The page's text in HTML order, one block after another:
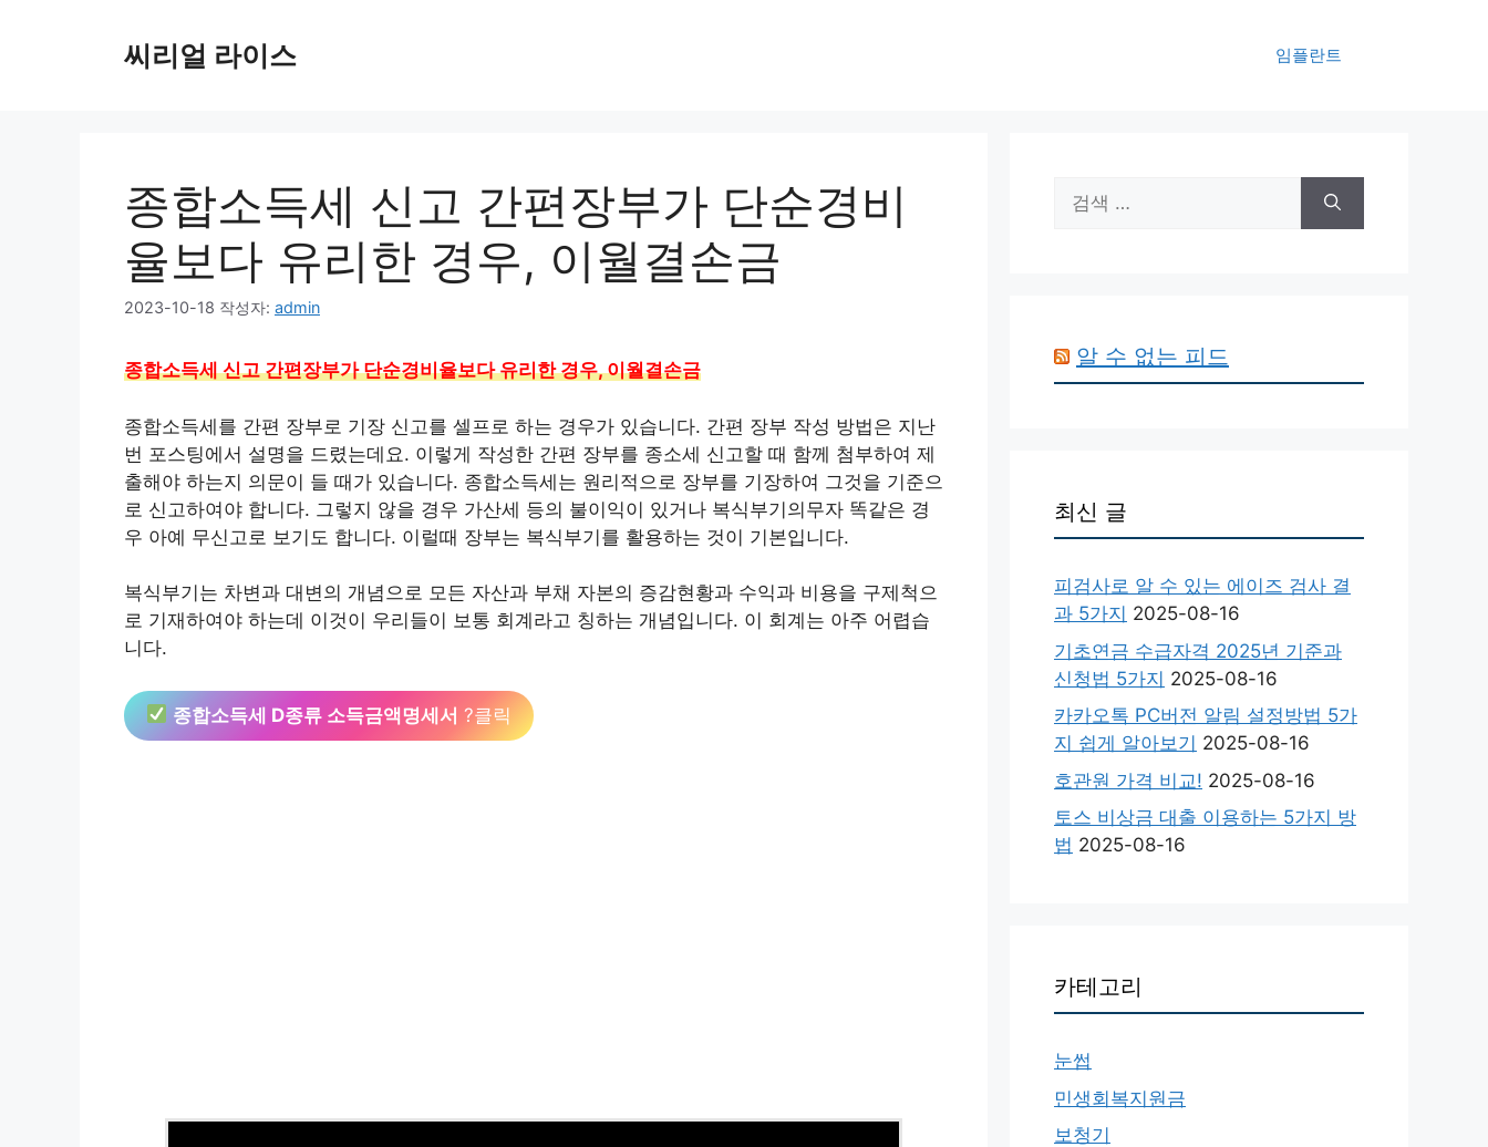
씨리얼 라이스 임플란트
종합소득세 신고 간편장부가 단순경비
율보다 유리한 경우, 이월결손금
2023-10-18 작성자: admin
종합소득세 신고 간편장부가 단순경비율보다 유리한 경우, 이월결손금
종합소득세를 간편 장부로 기장 신고를 셀프로 하는 경우가 있습니다. 간편 장부 작성 방법은 지난
번 포스팅에서 설명을 드렸는데요. 이렇게 작성한 간편 장부를 종소세 신고할 때 함께 첨부하여 제
출해야 하는지 의문이 들 때가 있습니다. 종합소득세는 원리적으로 장부를 기장하여 그것을 기준으
로 신고하여야 합니다. 그렇지 않을 경우 가산세 등의 불이익이 있거나 복식부기의무자 똑같은 경
우 아예 무신고로 보기도 합니다. 이럴때 장부는 복식부기를 활용하는 것이 기본입니다.
복식부기는 차변과 대변의 개념으로 모든 자산과 부채 자본의 증감현황과 수익과 비용을 구제척으
로 기재하여야 하는데 이것이 우리들이 보통 회계라고 칭하는 개념입니다. 이 회계는 아주 어렵습
니다.
종합소득세 D종류 소득금액명세서 ?클릭
색:
알 수 없는 피드
최신 글
피검사로 알 수 있는 에이즈 검사 결
과 5가지 2025-08-16
기초연금 수급자격 2025년 기준과
신청법 5가지 2025-08-16
카카오톡 PC버전 알림 설정방법 5가
지 쉽게 알아보기 2025-08-16
호관원 가격 비교! 2025-08-16
토스 비상금 대출 이용하는 5가지 방
법 2025-08-16
카테고리
눈썹
민생회복지원금
보청기